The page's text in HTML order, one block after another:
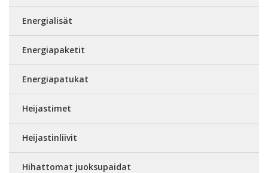
Energialisät
Energiapaketit
Energiapatukat
Heijastimet
Heijastinliivit
Hihattomat juoksupaidat